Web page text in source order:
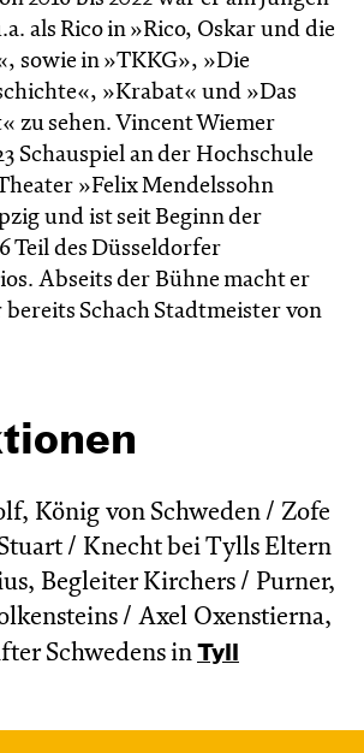
als Rico in »Rico, Oskar und die
sowie in »TKKG», »Die
»Krabat« und »Das
zu sehen. Vincent Wiemer
Schauspiel an der Hochschule
»Felix Mendelssohn
und ist seit Beginn der
Teil des Düsseldorfer
Abseits der Bühne macht er
Schach Stadtmeister von
König von Schweden / Zofe
/ Knecht bei Tylls Eltern
Begleiter Kirchers / Purner,
/ Axel Oxenstierna,
Schwedens in Tyll